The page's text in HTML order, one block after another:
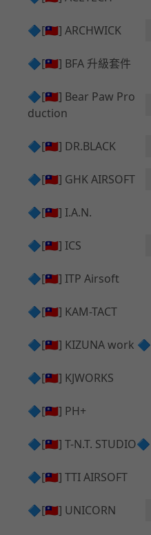
[夢神⧸Morpheus] 不鏽鋼
內管
套件
[夢神⧸Morpheus] 碳鋼 內
管
🔷[🇹🇼] ARCHWICK
衝鋒套件 Convertion Kit
MWS 升級組件
B＆T APC9 系列產品
B＆T SPR300系列產品
HOP膠皮
🔷[🇹🇼] BFA 升級套件
🔷[🇹🇼] Bear Paw Pro
duction
T-5000
🔷[🇹🇼] DR.BLACK
Hi-capa 彈匣外觀
維護保養
Hi-capa 上半外觀
Hi-capa 內部升級
🔷[🇹🇼] GHK AIRSOFT
AR ⧸ M4 GBB 原廠零件
AKM V3 主體 ＆ 原廠零件
G5 原廠零件
G17 GEN.3 原廠零件
AR ⧸ M4 GBB 升級套件
🔷[🇹🇼] I.A.N.
🔷[🇹🇼] ICS
Hi-Capa 維修零件
ICS 成槍
🔷[🇹🇼] ITP Airsoft
🔷[🇹🇼] KAM-TACT
🔷[🇹🇼] KIZUNA work 🔷
🔷[🇹🇼] KJWORKS
🔷[🇹🇼] PH+
🔷[🇹🇼] T-N.T. STUDIO🔷
🔷[🇹🇼] TTI AIRSOFT
🔷[🇹🇼] UNICORN